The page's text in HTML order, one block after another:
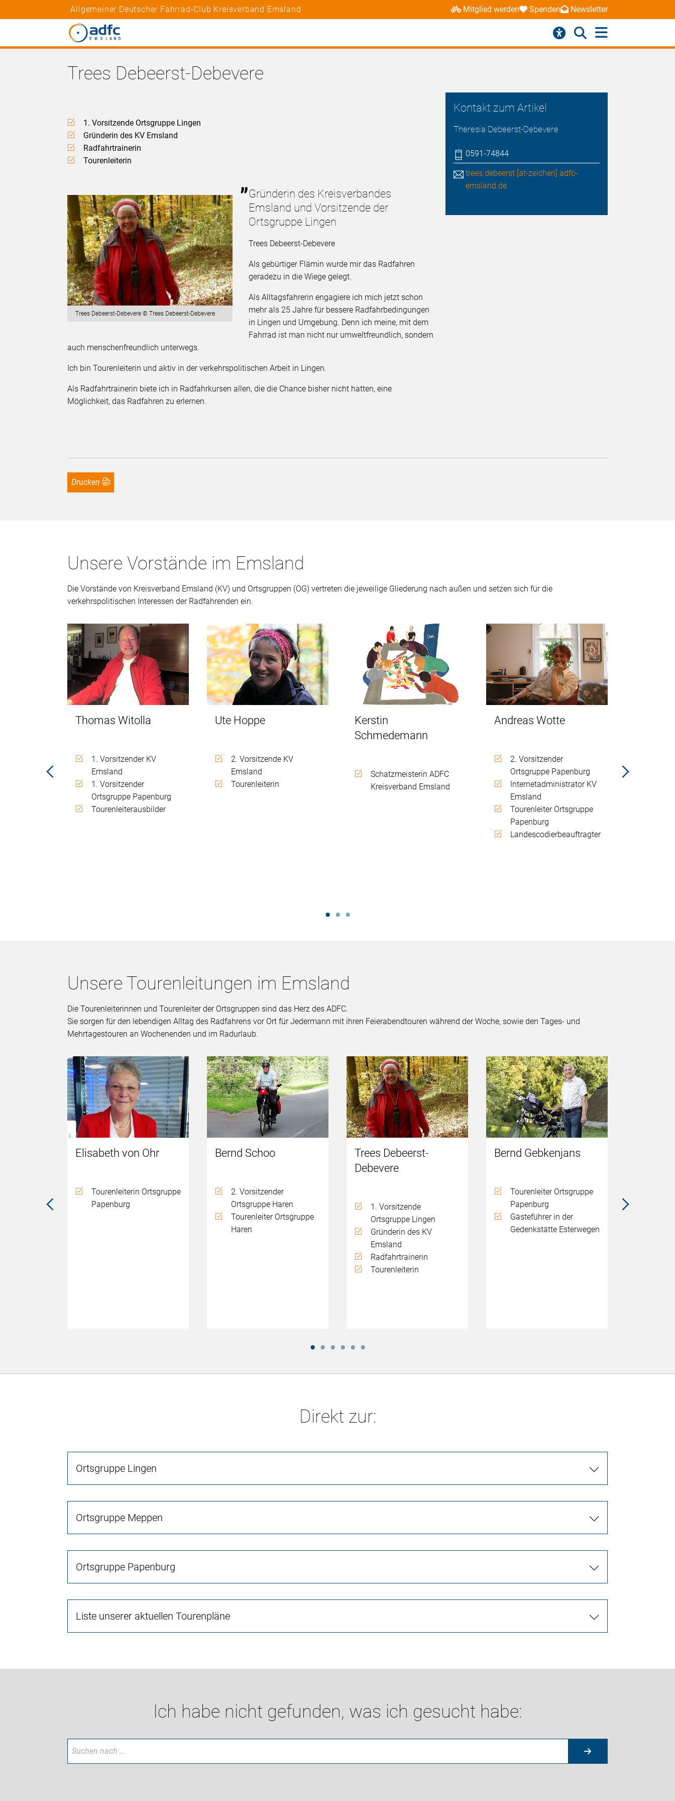
Allgemeiner Deutscher Fahrrad-Club Kreisverband Emsland Mitglied werden Spenden Newsletter
Trees Debeerst-Debevere
Kontakt zum Artikel
Theresia Debeerst-Debevere
0591-74844
trees.debeerst [at-zeichen] adfc-
emsland.de
1. Vorsitzende Ortsgruppe Lingen
Gründerin des KV Emsland
Radfahrtrainerin
Tourenleiterin
Trees Debeerst-Debevere © Trees Debeerst-Debevere
Gründerin des Kreisverbandes
Emsland und Vorsitzende der
Ortsgruppe Lingen
Trees Debeerst-Debevere
Als gebürtiger Flämin wurde mir das Radfahren
geradezu in die Wiege gelegt.
Als Alltagsfahrerin engagiere ich mich jetzt schon
mehr als 25 Jahre für bessere Radfahrbedingungen
in Lingen und Umgebung. Denn ich meine, mit dem
Fahrrad ist man nicht nur umweltfreundlich, sondern
auch menschenfreundlich unterwegs.
Ich bin Tourenleiterin und aktiv in der verkehrspolitischen Arbeit in Lingen.
Als Radfahrtrainerin biete ich in Radfahrkursen allen, die die Chance bisher nicht hatten, eine
Möglichkeit, das Radfahren zu erlernen.
Drucken
Unsere Vorstände im Emsland
Die Vorstände von Kreisverband Emsland (KV) und Ortsgruppen (OG) vertreten die jeweilige Gliederung nach außen und setzen sich für die
verkehrspolitischen Interessen der Radfahrenden ein.
Thomas Witolla
1. Vorsitzender KV
Emsland
1. Vorsitzender
Ortsgruppe Papenburg
Tourenleiterausbilder
Ute Hoppe
2. Vorsitzende KV
Emsland
Tourenleiterin
Kerstin
Schmedemann
Schatzmeisterin ADFC
Kreisverband Emsland
Andreas Wotte
2. Vorsitzender
Ortsgruppe Papenburg
Internetadministrator KV
Emsland
Tourenleiter Ortsgruppe
Papenburg
Landescodierbeauftragter
Unsere Tourenleitungen im Emsland
Die Tourenleiterinnen und Tourenleiter der Ortsgruppen sind das Herz des ADFC.
Sie sorgen für den lebendigen Alltag des Radfahrens vor Ort für Jedermann mit ihren Feierabendtouren während der Woche, sowie den Tages- und
Mehrtagestouren an Wochenenden und im Radurlaub.
Elisabeth von Ohr
Tourenleiterin Ortsgruppe
Papenburg
Bernd Schoo
2. Vorsitzender
Ortsgruppe Haren
Tourenleiter Ortsgruppe
Haren
Trees Debeerst-
Debevere
1. Vorsitzende
Ortsgruppe Lingen
Gründerin des KV
Emsland
Radfahrtrainerin
Tourenleiterin
Bernd Gebkenjans
Tourenleiter Ortsgruppe
Papenburg
Gästeführer in der
Gedenkstätte Esterwegen
Direkt zur:
Ortsgruppe Lingen
Ortsgruppe Meppen
Ortsgruppe Papenburg
Liste unserer aktuellen Tourenpläne
Ich habe nicht gefunden, was ich gesucht habe: